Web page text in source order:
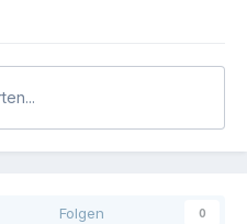
Folgen 0